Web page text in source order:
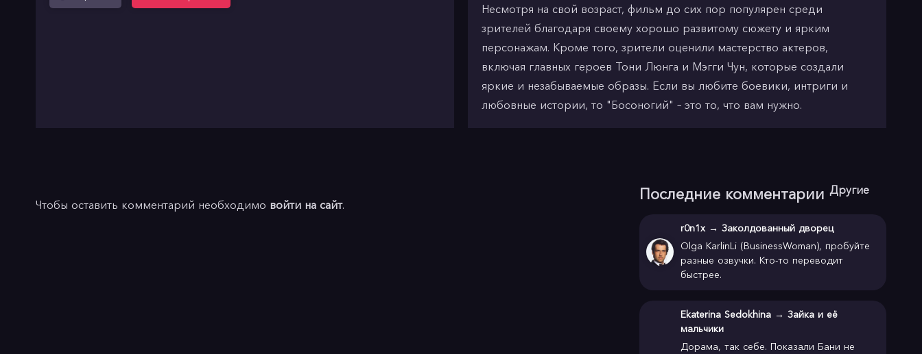
Несмотря на свой возраст, фильм до сих пор популярен среди
зрителей благодаря своему хорошо развитому сюжету и ярким
персонажам. Кроме того, зрители оценили мастерство актеров,
включая главных героев Тони Люнга и Мэгги Чун, которые создали
яркие и незабываемые образы. Если вы любите боевики, интриги и
любовные истории, то "Босоногий" – это то, что вам нужно.
Чтобы оставить комментарий необходимо войти на сайт.
Последние комментарии Другие
r0n1x → Заколдованный дворец
Olga KarlinLi (BusinessWoman), пробуйте
разные озвучки. Кто-то переводит
быстрее.
Ekaterina Sedokhina → Зайка и её
мальчики
Дорама, так себе. Показали Бани не